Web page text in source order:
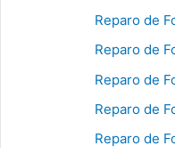
Reparo de
Reparo de
Reparo de
Reparo de
Reparo de